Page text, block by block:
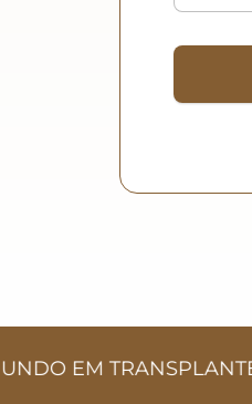
CAPILAR